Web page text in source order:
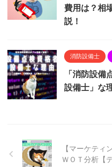
費用は？相
説！
消防設備士
「消防設備
設備士」な
【マーケティ
ＷＯＴ分析【